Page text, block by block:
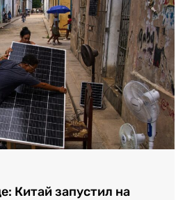
Китай запустил на